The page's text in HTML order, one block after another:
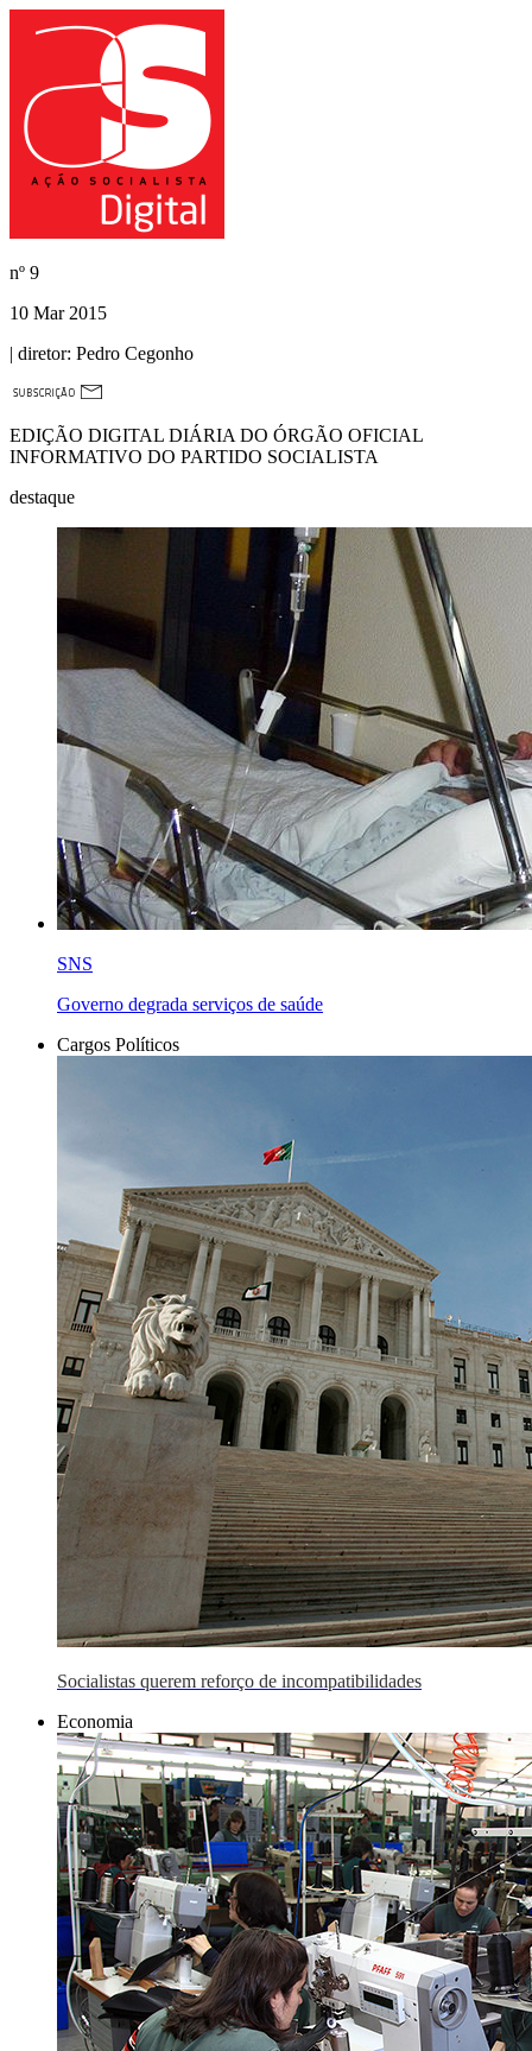
nº 9
10 Mar 2015
| diretor: Pedro Cegonho
EDIÇÃO DIGITAL DIÁRIA DO ÓRGÃO OFICIAL
INFORMATIVO DO PARTIDO SOCIALISTA
destaque
SNS
Governo degrada serviços de saúde
Cargos Políticos
Socialistas querem reforço de incompatibilidades
Economia